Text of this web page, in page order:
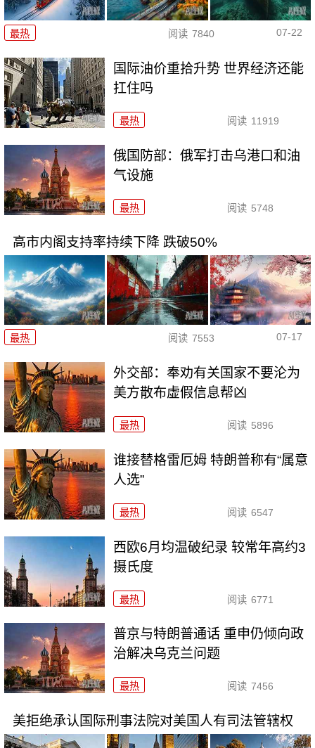
最热 阅读 7840 07-22
国际油价重拾升势 世界经济还能
扛住吗
最热 阅读 11919
俄国防部：俄军打击乌港口和油
气设施
最热 阅读 5748
高市内阁支持率持续下降 跌破50%
最热 阅读 7553 07-17
外交部：奉劝有关国家不要沦为
美方散布虚假信息帮凶
最热 阅读 5896
谁接替格雷厄姆 特朗普称有“属意
人选”
最热 阅读 6547
西欧6月均温破纪录 较常年高约3
摄氏度
最热 阅读 6771
普京与特朗普通话 重申仍倾向政
治解决乌克兰问题
最热 阅读 7456
美拒绝承认国际刑事法院对美国人有司法管辖权